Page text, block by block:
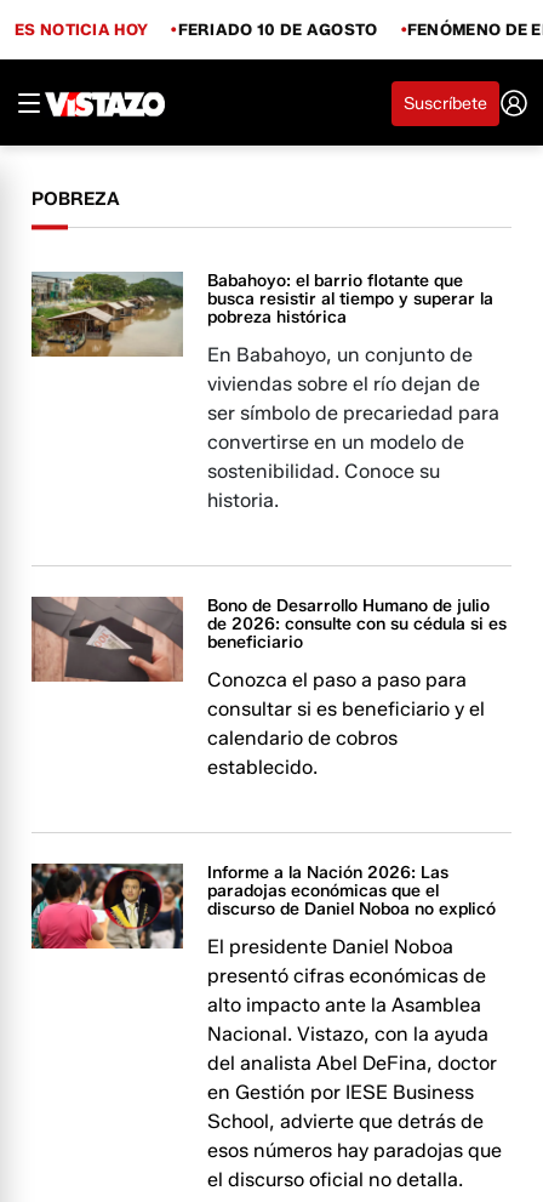
ES NOTICIA HOY FERIADO 10 DE AGOSTO FENÓMENO DE
Suscríbete
POBREZA
Babahoyo: el barrio flotante que
busca resistir al tiempo y superar la
pobreza histórica
En Babahoyo, un conjunto de
viviendas sobre el río dejan de
ser símbolo de precariedad para
convertirse en un modelo de
sostenibilidad. Conoce su
historia.
Bono de Desarrollo Humano de julio
de 2026: consulte con su cédula si es
beneficiario
Conozca el paso a paso para
consultar si es beneficiario y el
calendario de cobros
establecido.
Informe a la Nación 2026: Las
paradojas económicas que el
discurso de Daniel Noboa no explicó
El presidente Daniel Noboa
presentó cifras económicas de
alto impacto ante la Asamblea
Nacional. Vistazo, con la ayuda
del analista Abel DeFina, doctor
en Gestión por IESE Business
School, advierte que detrás de
esos números hay paradojas que
el discurso oficial no detalla.